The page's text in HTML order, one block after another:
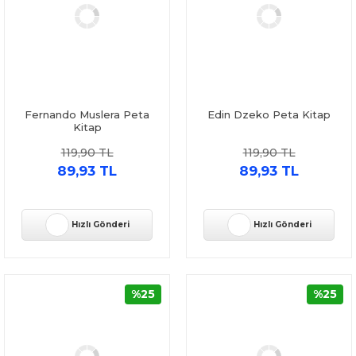
Fernando Muslera Peta
Kitap
119,90 TL
89,93 TL
Hızlı Gönderi
Edin Dzeko Peta Kitap
119,90 TL
89,93 TL
Hızlı Gönderi
%25 %25